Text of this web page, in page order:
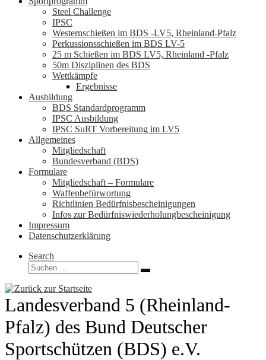
Steel Challenge
IPSC
Westernschießen im BDS -LV5, Rheinland-Pfalz
Perkussionsschießen im BDS LV-5
25 m Schießen im BDS LV5, Rheinland -Pfalz
50m Disziplinen des BDS
Wettkämpfe
Ergebnisse
Ausbildung
BDS Standardprogramm
IPSC Ausbildung
IPSC SuRT Vorbereitung im LV5
Allgemeines
Mitgliedschaft
Bundesverband (BDS)
Formulare
Mitgliedschaft – Formulare
Waffenbefürwortung
Richtlinien Bedürfnisbescheinigungen
Infos zur Bedürfniswiederholungbescheinigung
Impressum
Datenschutzerklärung
Search
Suche
Suchen …
Landesverband 5 (Rheinland-
Pfalz) des Bund Deutscher
Sportschützen (BDS) e.V.